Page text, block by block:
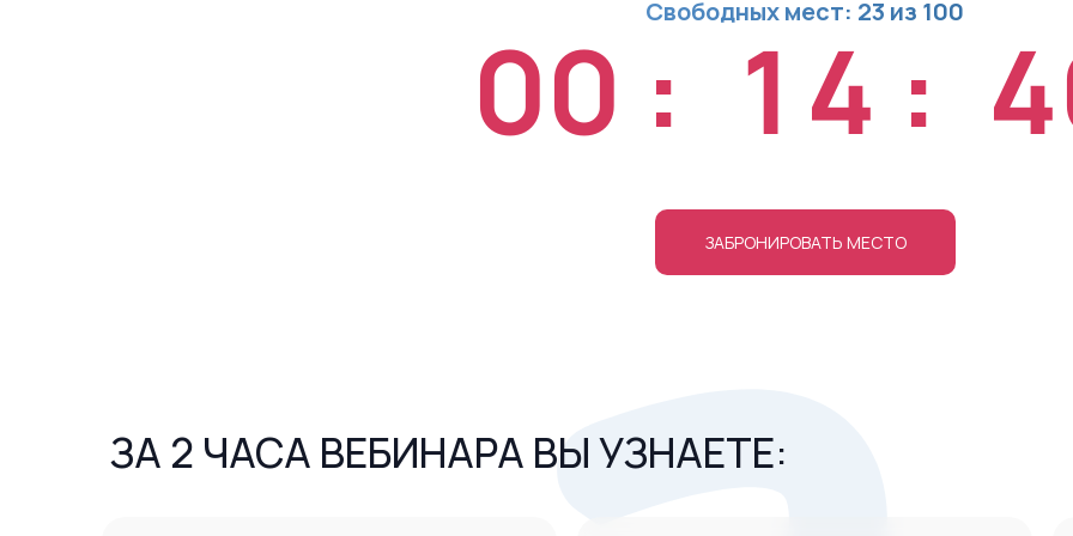
Свободных мест: 23 из 100
ЗАБРОНИРОВАТЬ МЕСТО
00 : 14 :
ЗА 2 ЧАСА ВЕБИНАРА ВЫ УЗНАЕТЕ: